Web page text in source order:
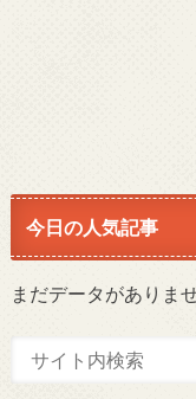
今日の人気記事
まだデータがありませ